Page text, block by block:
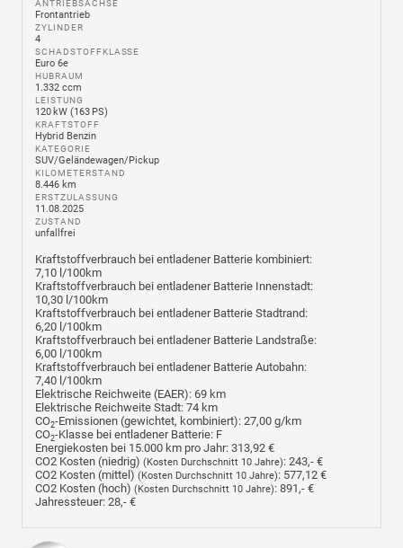
ANTRIEBSACHSE
Frontantrieb
ZYLINDER
4
SCHADSTOFFKLASSE
Euro 6e
HUBRAUM
1.332 ccm
LEISTUNG
120 kW (163 PS)
KRAFTSTOFF
Hybrid Benzin
KATEGORIE
SUV/Geländewagen/Pickup
KILOMETERSTAND
8.446 km
ERSTZULASSUNG
11.08.2025
ZUSTAND
unfallfrei
Kraftstoffverbrauch bei entladener Batterie kombiniert:
7,10 l/100km
Kraftstoffverbrauch bei entladener Batterie Innenstadt:
10,30 l/100km
Kraftstoffverbrauch bei entladener Batterie Stadtrand:
6,20 l/100km
Kraftstoffverbrauch bei entladener Batterie Landstraße:
6,00 l/100km
Kraftstoffverbrauch bei entladener Batterie Autobahn:
7,40 l/100km
Elektrische Reichweite (EAER): 69 km
Elektrische Reichweite Stadt: 74 km
CO2-Emissionen (gewichtet, kombiniert): 27,00 g/km
CO2-Klasse bei entladener Batterie: F
Energiekosten bei 15.000 km pro Jahr: 313,92 €
CO2 Kosten (niedrig) (Kosten Durchschnitt 10 Jahre): 243,- €
CO2 Kosten (mittel) (Kosten Durchschnitt 10 Jahre): 577,12 €
CO2 Kosten (hoch) (Kosten Durchschnitt 10 Jahre): 891,- €
Jahressteuer: 28,- €